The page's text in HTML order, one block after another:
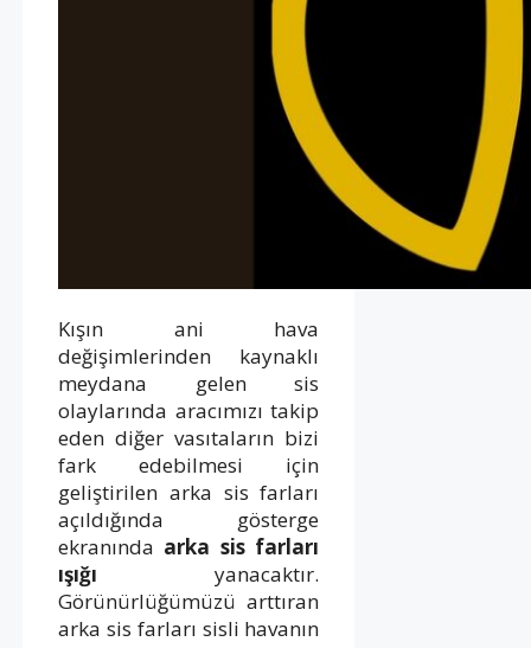
Kışın ani hava
değişimlerinden kaynaklı
meydana gelen sis
olaylarında aracımızı takip
eden diğer vasıtaların bizi
fark edebilmesi için
geliştirilen arka sis farları
açıldığında gösterge
ekranında arka sis farları
ışığı yanacaktır.
Görünürlüğümüzü arttıran
arka sis farları sisli havanın